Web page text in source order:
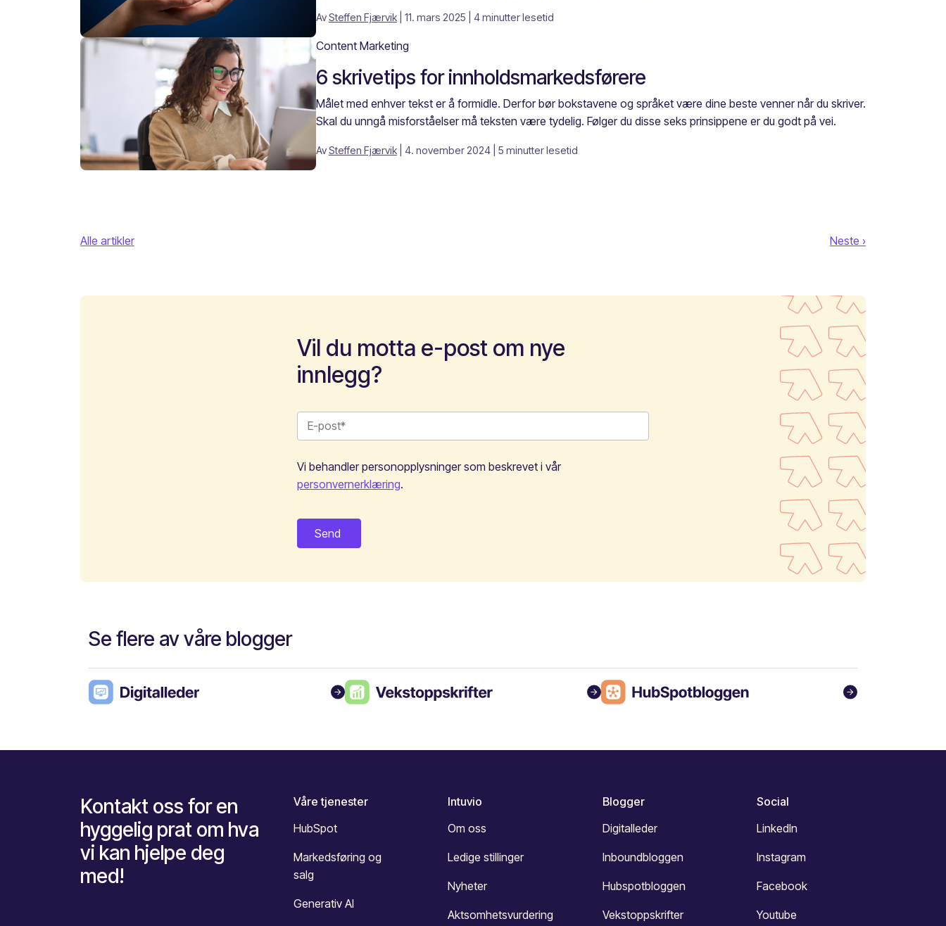
AvSteffen Fjærvik| 11. mars 2025 | 4 minutter lesetid
Content Marketing
6 skrivetips for innholdsmarkedsførere
Målet med enhver tekst er å formidle. Derfor bør bokstavene og språket være dine beste venner når du skriver.
Skal du unngå misforståelser må teksten være tydelig. Følger du disse seks prinsippene er du godt på vei.
AvSteffen Fjærvik| 4. november 2024 | 5 minutter lesetid
Alle artikler Neste ›
Vil du motta e-post om nye
innlegg?
Vi behandler personopplysninger som beskrevet i vår
personvernerklæring.
Se flere av våre blogger
Kontakt oss for en
hyggelig prat om hva
vi kan hjelpe deg
med!
Våre tjenester
HubSpot
Markedsføring og
salg
Generativ AI
Intuvio
Om oss
Ledige stillinger
Nyheter
Aktsomhetsvurdering
Blogger
Digitalleder
Inboundbloggen
Hubspotbloggen
Vekstoppskrifter
Social
LinkedIn
Instagram
Facebook
Youtube